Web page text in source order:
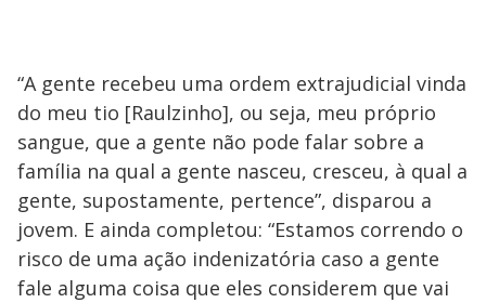
“A gente recebeu uma ordem extrajudicial vinda
do meu tio [Raulzinho], ou seja, meu próprio
sangue, que a gente não pode falar sobre a
família na qual a gente nasceu, cresceu, à qual a
gente, supostamente, pertence”, disparou a
jovem. E ainda completou: “Estamos correndo o
risco de uma ação indenizatória caso a gente
fale alguma coisa que eles considerem que vai